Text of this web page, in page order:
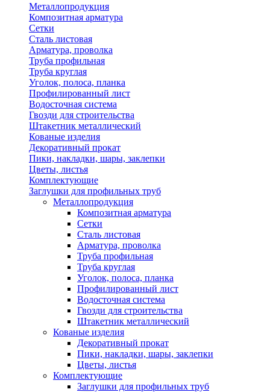
Металлопродукция
Композитная арматура
Сетки
Сталь листовая
Арматура, проволка
Труба профильная
Труба круглая
Уголок, полоса, планка
Профилированный лист
Водосточная система
Гвозди для строительства
Штакетник металлический
Кованые изделия
Декоративный прокат
Пики, накладки, шары, заклепки
Цветы, листья
Комплектующие
Заглушки для профильных труб
Металлопродукция
Композитная арматура
Сетки
Сталь листовая
Арматура, проволка
Труба профильная
Труба круглая
Уголок, полоса, планка
Профилированный лист
Водосточная система
Гвозди для строительства
Штакетник металлический
Кованые изделия
Декоративный прокат
Пики, накладки, шары, заклепки
Цветы, листья
Комплектующие
Заглушки для профильных труб